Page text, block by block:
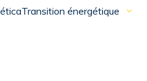
énergétique